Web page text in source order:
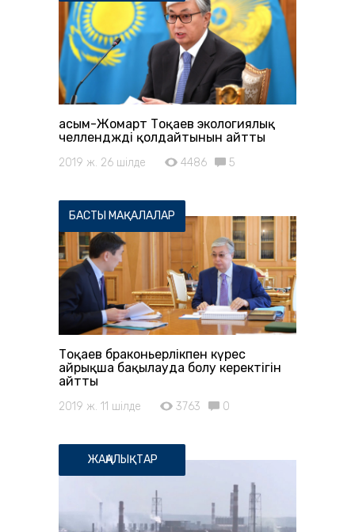
Қасым-Жомарт Тоқаев экологиялық
челленджді қолдайтынын айтты
2019 ж. 26 шілде 4486 5
БАСТЫ МАҚАЛАЛАР
Тоқаев браконьерлікпен күрес
айрықша бақылауда болу керектігін
айтты
2019 ж. 11 шілде 3763 0
ЖАҢАЛЫҚТАР